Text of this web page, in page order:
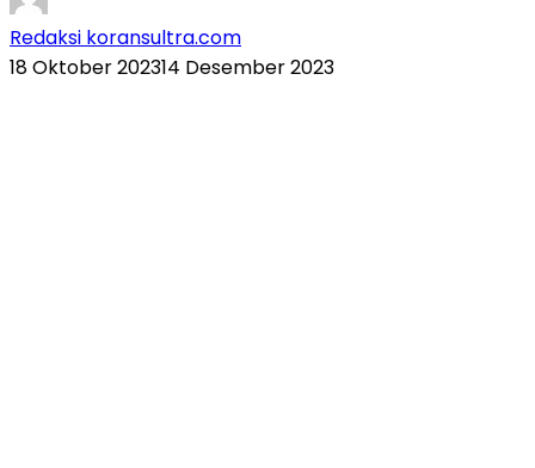
Redaksi koransultra.com
18 Oktober 202314 Desember 2023